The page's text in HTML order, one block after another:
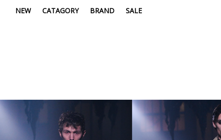
NEW CATAGORY BRAND SALE